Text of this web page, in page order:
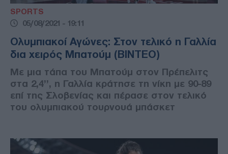
SPORTS
05/08/2021 - 19:11
Ολυμπιακοί Αγώνες: Στον τελικό η Γαλλία
δια χειρός Μπατούμ (ΒΙΝΤΕΟ)
Με μια τάπα του Μπατούμ στον Πρέπελιτς
στα 2,4’’, η Γαλλία κράτησε τη νίκη με 90-89
επί της Σλοβενίας και πέρασε στον τελικό
του ολυμπιακού τουρνουά μπάσκετ